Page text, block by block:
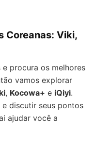
Coreanas: Viki,
procura os melhores
vamos explorar
, Kocowa+ e iQiyi.
discutir seus pontos
ajudar você a